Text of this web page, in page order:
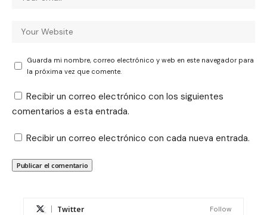
Guarda mi nombre, correo electrónico y web en este navegador para
la próxima vez que comente.
Recibir un correo electrónico con los siguientes
comentarios a esta entrada.
Recibir un correo electrónico con cada nueva entrada.
Twitter Follow